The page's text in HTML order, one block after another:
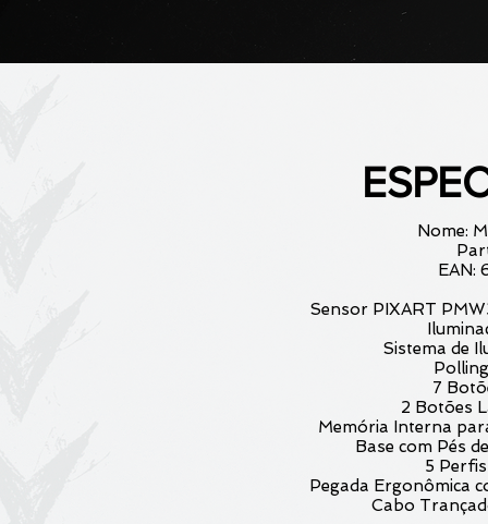
Nome:
EAN:
Sensor PIXART
Sistema de
7
2 Botões
Memória Interna
Base com Pés
5
Pegada Ergonômica
Cabo